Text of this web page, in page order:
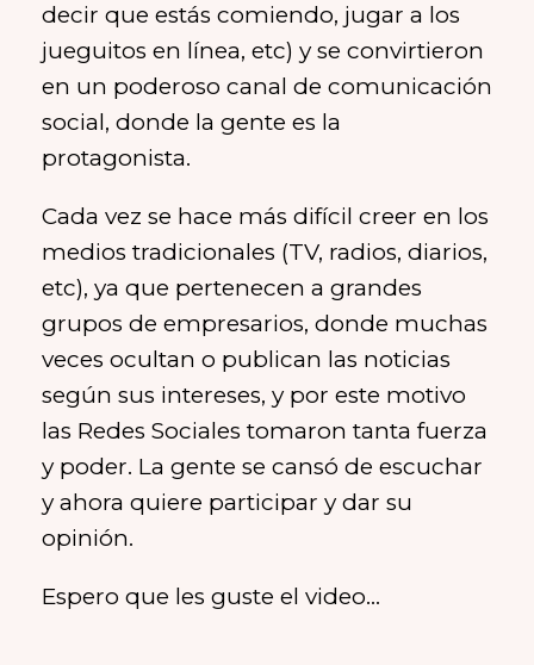
decir que estás comiendo, jugar a los
jueguitos en línea, etc) y se convirtieron
en un poderoso canal de comunicación
social, donde la gente es la
protagonista.
Cada vez se hace más difícil creer en los
medios tradicionales (TV, radios, diarios,
etc), ya que pertenecen a grandes
grupos de empresarios, donde muchas
veces ocultan o publican las noticias
según sus intereses, y por este motivo
las Redes Sociales tomaron tanta fuerza
y poder. La gente se cansó de escuchar
y ahora quiere participar y dar su
opinión.
Espero que les guste el video…